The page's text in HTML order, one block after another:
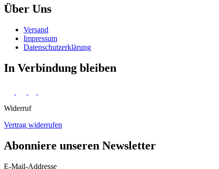
Über Uns
Versand
Impressum
Daten­schutz­erklärung
In Verbindung bleiben
Widerruf
Vertrag widerrufen
Abonniere unseren Newsletter
E-Mail-Addresse